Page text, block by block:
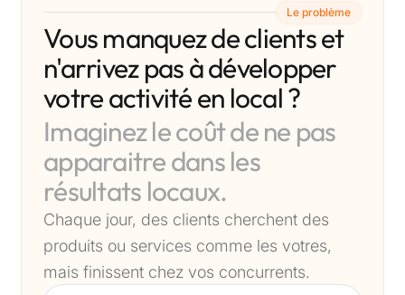
Le problème
Vous manquez de clients et
n'arrivez pas à développer
votre activité en local ?
Imaginez le coût de ne pas
apparaitre dans les
résultats locaux.
Chaque jour, des clients cherchent des
produits ou services comme les votres,
mais finissent chez vos concurrents.